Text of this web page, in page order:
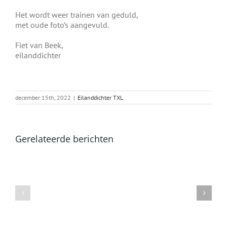
Het wordt weer trainen van geduld,
met oude foto’s aangevuld.
Fiet van Beek,
eilanddichter
december 15th, 2022 | Eilanddichter TXL
Gerelateerde berichten